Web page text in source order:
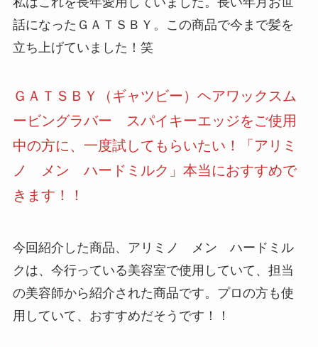
話になったＧＡＴＳＢＹ。この商品で今まで髪を
立ち上げていました！笑
ＧＡＴＳＢＹ（ギャツビー）ヘアワックスム
ービングラバー スパイキーエッジをご使用
中の方に、一度試してもらいたい！「アリミ
ノ メン ハードミルク」本当におすすめで
きます！！
今回紹介した商品、アリミノ メン ハードミル
クは、今行っている美容室で使用していて、担当
の美容師から紹介された商品です。プロの方も使
用していて、おすすめだそうです！！